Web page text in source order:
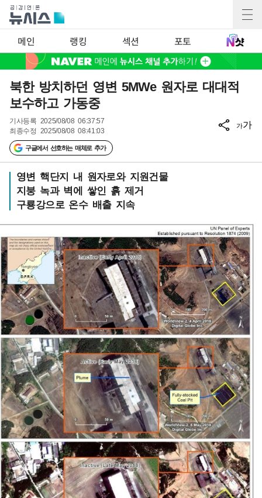
메인 랭킹 섹션 포토
북한 방치하던 영변 5MWe 원자로 대대적
보수하고 가동중
기사등록 2025/08/08 06:37:57
최종수정 2025/08/08 08:41:03
구글에서 선호하는 매체로 추가
가가
영변 핵단지 내 원자로와 지원건물
지붕 녹과 벽에 쌓인 흙 제거
구룡강으로 온수 배출 지속